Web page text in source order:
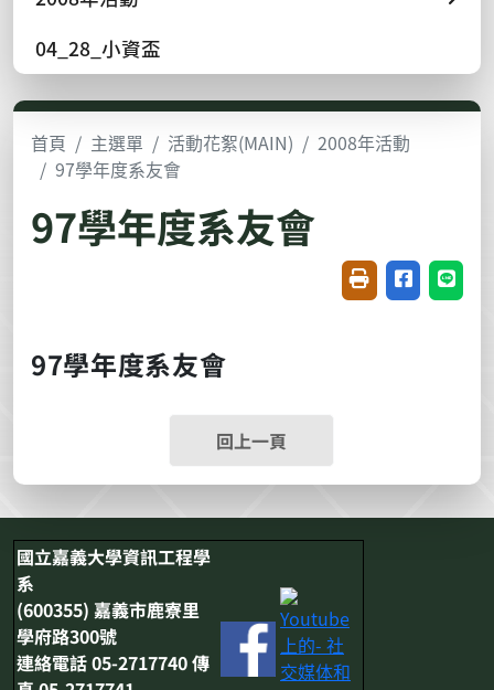
04_28_小資盃
首頁 主選單 活動花絮(MAIN)
2008年活動
97學年度系友會
97學年度系友會
友善列印(開新視
分享至臉書
分享
97學年度系友會
回上一頁
國立嘉義大學資訊工程學
系
(600355) 嘉義市鹿寮里
學府路300號
連絡電話 05-2717740 傳